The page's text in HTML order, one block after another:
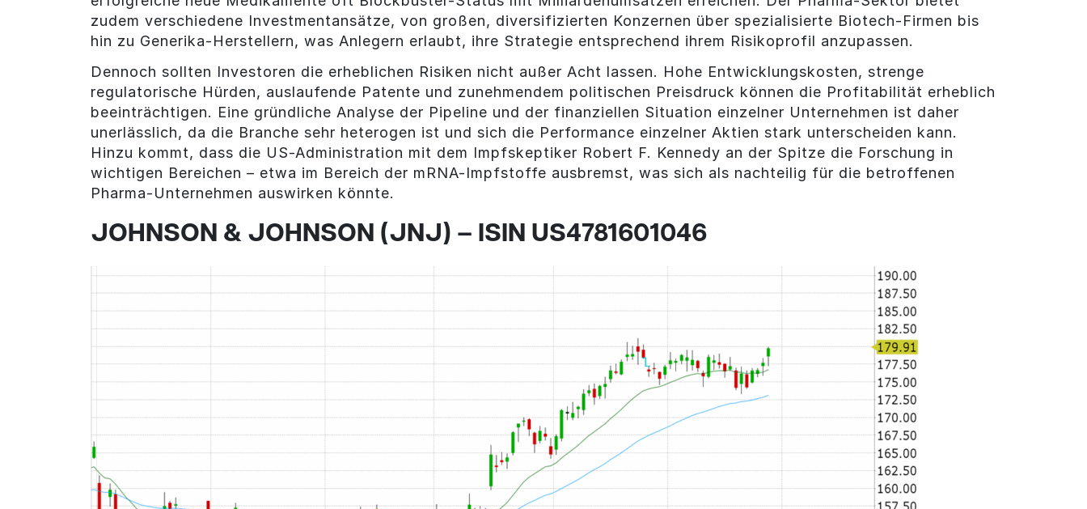
zudem verschiedene Investmentansätze, von großen, diversifizierten Konzernen über spezialisierte Biotech-Firmen bis
hin zu Generika-Herstellern, was Anlegern erlaubt, ihre Strategie entsprechend ihrem Risikoprofil anzupassen.
Dennoch sollten Investoren die erheblichen Risiken nicht außer Acht lassen. Hohe Entwicklungskosten, strenge
regulatorische Hürden, auslaufende Patente und zunehmendem politischen Preisdruck können die Profitabilität erheblich
beeinträchtigen. Eine gründliche Analyse der Pipeline und der finanziellen Situation einzelner Unternehmen ist daher
unerlässlich, da die Branche sehr heterogen ist und sich die Performance einzelner Aktien stark unterscheiden kann.
Hinzu kommt, dass die US-Administration mit dem Impfskeptiker Robert F. Kennedy an der Spitze die Forschung in
wichtigen Bereichen – etwa im Bereich der mRNA-Impfstoffe ausbremst, was sich als nachteilig für die betroffenen
Pharma-Unternehmen auswirken könnte.
JOHNSON & JOHNSON (JNJ) – ISIN US4781601046